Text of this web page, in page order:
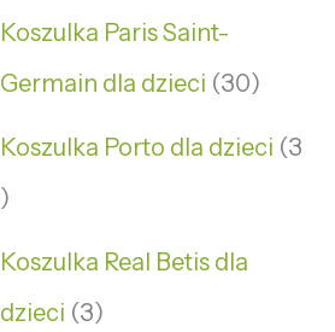
Koszulka Paris Saint-
Germain dla dzieci 30
Koszulka Porto dla dzieci 3
Koszulka Real Betis dla
dzieci 3